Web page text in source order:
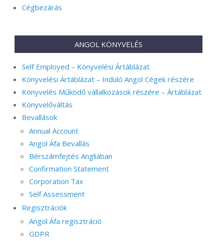
Cégbezárás
ANGOL KÖNYVELÉS
Self Employed – Könyvelési Ártáblázat
Könyvelési Ártáblázat – Induló Angol Cégek részére
Könyvelés Működő vállalkozások részére – Ártáblázat
Könyvelőváltás
Bevallások
Annual Account
Angol Áfa Bevallás
Bérszámfejtés Angliában
Confirmation Statement
Corporation Tax
Self Assessment
Regisztrációk
Angol Áfa regisztráció
GDPR